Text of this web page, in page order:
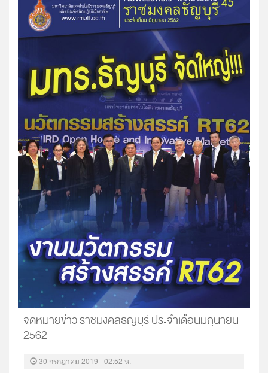
จดหมายข่าว ราชมงคลธัญบุรี ประจำเดือนมิถุนายน
2562
30 กรกฎาคม 2019 - 02:52 น.